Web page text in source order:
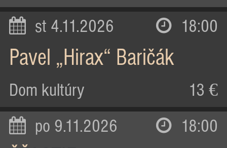
st 4.11.2026 18:00
Pavel „Hirax“ Baričák
Dom kultúry 13 €
po 9.11.2026 18:00